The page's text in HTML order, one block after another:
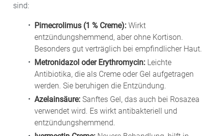
sind:
Pimecrolimus (1 % Creme): Wirkt
entzündungshemmend, aber ohne Kortison.
Besonders gut verträglich bei empfindlicher Haut.
Metronidazol oder Erythromycin: Leichte
Antibiotika, die als Creme oder Gel aufgetragen
werden. Sie beruhigen die Entzündung.
Azelainsäure: Sanftes Gel, das auch bei Rosazea
verwendet wird. Es wirkt antibakteriell und
entzündungshemmend.